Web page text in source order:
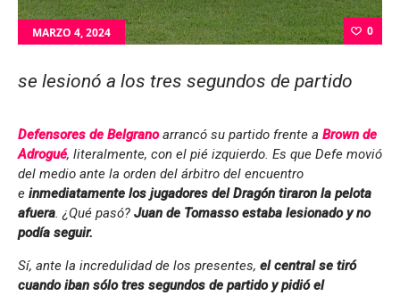
MARZO 4, 2024 0
se lesionó a los tres segundos de partido
Defensores de Belgranoarrancó su partido frente a Brown de
Adrogué, literalmente, con el pié izquierdo. Es que Defe movió
del medio ante la orden del árbitro del encuentro
e inmediatamente los jugadores del Dragón tiraron la pelota
afuera. ¿Qué pasó? Juan de Tomasso estaba lesionado y no
podía seguir.
Sí, ante la incredulidad de los presentes, el central se tiró
cuando iban sólo tres segundos de partido y pidió el